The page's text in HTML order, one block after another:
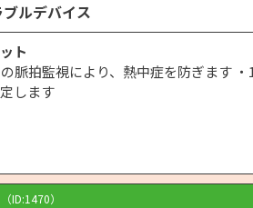
ルデバイス
ト
脈拍監視により、熱中症を防ぎます
します
（ID:1470）